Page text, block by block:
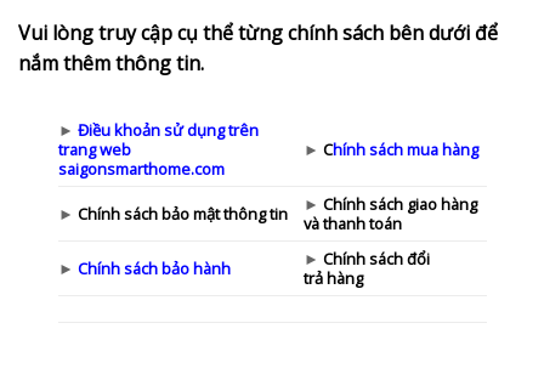
Vui lòng truy cập cụ thể từng chính sách bên dưới để
nắm thêm thông tin.
► Điều khoản sửdụng trên
trang web
saigonsmarthome.com
► Chính sách mua hàng
► Chính sách bảo mật thông tin ► Chính sách giao hàng
vàthanh toán
► Chính sách bảo hành ► Chính sáchđổi
trảhàng